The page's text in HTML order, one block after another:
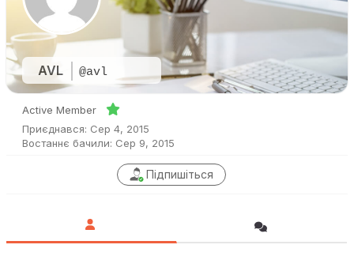
AVL @avl
Active Member
Приєднався: Сер 4, 2015
Востаннє бачили: Сер 9, 2015
Підпишіться